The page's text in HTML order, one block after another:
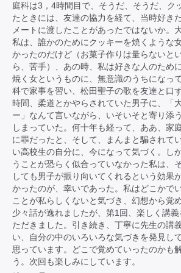
庭科は3，4時間目で、そうだ、そうだ、ク
たときには、友達の協力を経て、当時好き
メートに渡したことがあったではないか。
私は、誰かのためにクッキーを焼くような
かったのだけど（お菓子作りは量らないと
ら、苦手）、あの時、私は好きな人のため
焼く女というものに、無意識のうちになっ
科で家事を習い、松田聖子の歌を友達と口
時間、柔道とかやらされていた男子に、「
ー」なんて言いながら、いそいそと寄り添
しまっていた。何十年も経って、ああ、家
に罪だったと、そして、まんまと騙されて
い高校生の自分に、今になって気づく。し
うことが恐らく似合っていなかった私は、
しても男子が振り向いてくれるという効果
かったのが、幸いであった。私はどこかで
ことが私らしくないと気づき、幻想から覚
少々話が逸れましたが、第1回、楽しく講
ただきました。引き続き、丁寧に先生の講
い、自分の中のいろいろな気づきを発見し
思っています。どこで覚めていったのかも
う。次回も楽しみにしています。